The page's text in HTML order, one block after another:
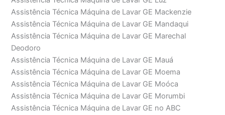
Assistência Técnica Máquina de Lavar GE Mackenzie
Assistência Técnica Máquina de Lavar GE Mandaqui
Assistência Técnica Máquina de Lavar GE Marechal
Deodoro
Assistência Técnica Máquina de Lavar GE Mauá
Assistência Técnica Máquina de Lavar GE Moema
Assistência Técnica Máquina de Lavar GE Moóca
Assistência Técnica Máquina de Lavar GE Morumbi
Assistência Técnica Máquina de Lavar GE no ABC